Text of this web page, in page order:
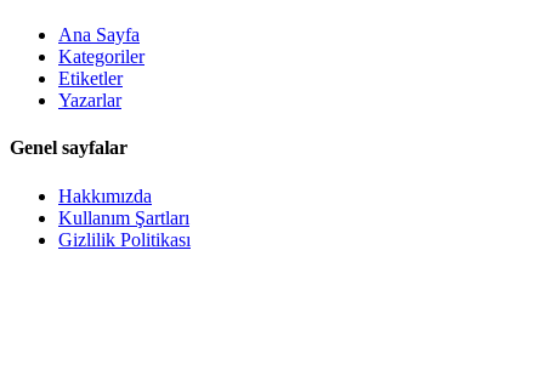
Ana Sayfa
Kategoriler
Etiketler
Yazarlar
Genel sayfalar
Hakkımızda
Kullanım Şartları
Gizlilik Politikası